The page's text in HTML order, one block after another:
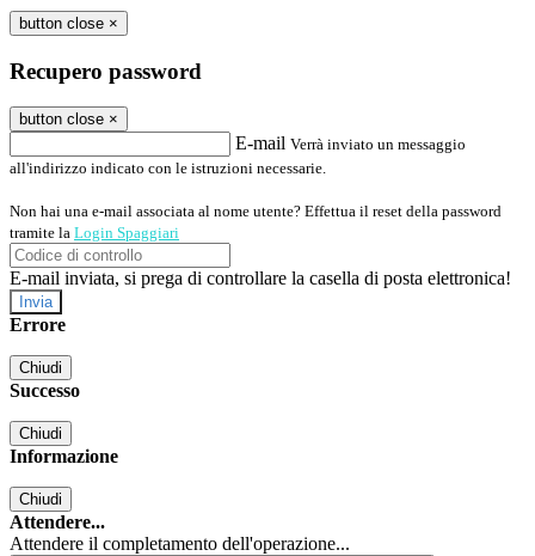
button close ×
Recupero password
button close ×
E-mail Verrà inviato un messaggio
all'indirizzo indicato con le istruzioni necessarie.
Non hai una e-mail associata al nome utente? Effettua il reset della password
tramite la Login Spaggiari
E-mail inviata, si prega di controllare la casella di posta elettronica!
Errore
Chiudi
Successo
Chiudi
Informazione
Chiudi
Attendere...
Attendere il completamento dell'operazione...